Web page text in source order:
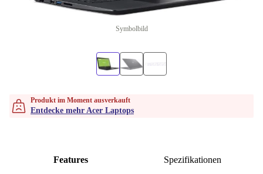
Symbolbild
Produkt im Moment ausverkauft
Entdecke mehr Acer Laptops
Features Spezifikationen